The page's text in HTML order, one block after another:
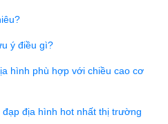
ý điều gì?
hình phù hợp với chiều cao cơ
địa hình hot nhất thị trường